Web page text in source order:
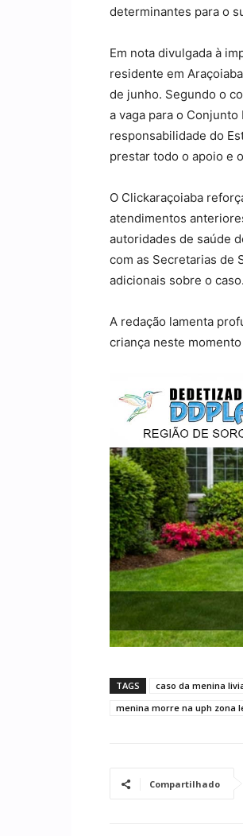
determinantes para o
Em nota divulgada à
residente em
de junho. Segundo o
a vaga para o
responsabilidade do
prestar todo o apoio e
O Clickaraçoiaba
atendimentos
autoridades de saúde
com as Secretarias de
adicionais sobre o caso.
A redação lamenta
criança neste
TAGS caso da menina
menina morre na uph zona
Compartilhado